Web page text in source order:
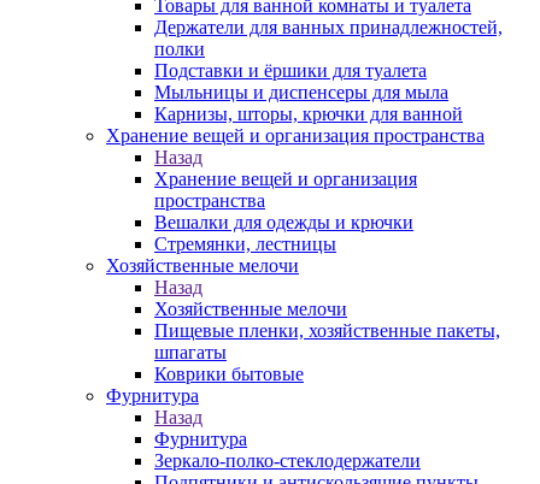
Товары для ванной комнаты и туалета
Держатели для ванных принадлежностей,
полки
Подставки и ёршики для туалета
Мыльницы и диспенсеры для мыла
Карнизы, шторы, крючки для ванной
Хранение вещей и организация пространства
Назад
Хранение вещей и организация
пространства
Вешалки для одежды и крючки
Стремянки, лестницы
Хозяйственные мелочи
Назад
Хозяйственные мелочи
Пищевые пленки, хозяйственные пакеты,
шпагаты
Коврики бытовые
Фурнитура
Назад
Фурнитура
Зеркало-полко-стеклодержатели